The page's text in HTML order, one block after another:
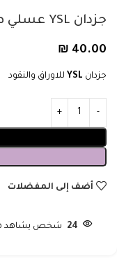
جزدان YSL عسلي صغير 🧸
₪ 40.00
جزدان YSL للاوراق والنقود
أضف إلى المفضلات
24 شخص يشاهد